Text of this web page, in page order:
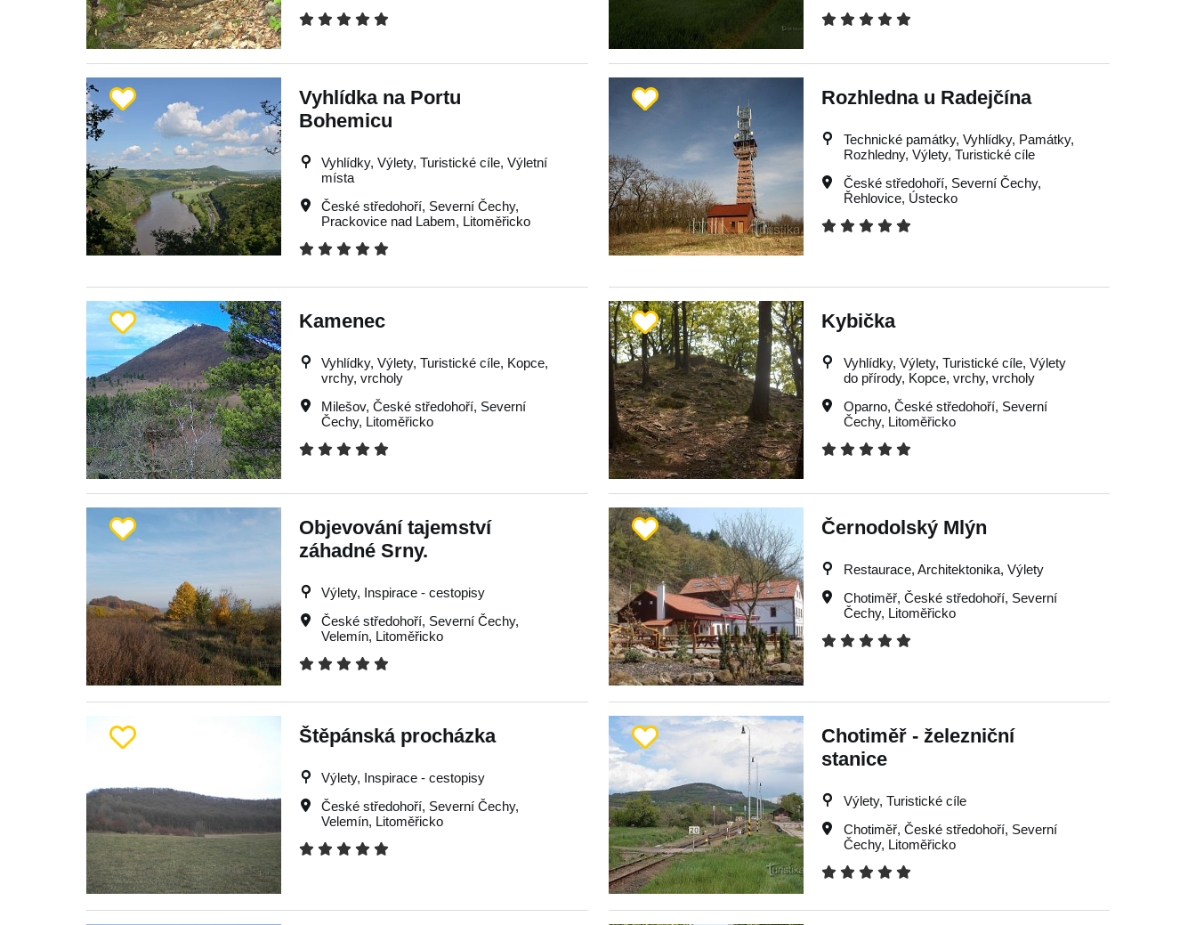
Vyhlídka na Portu
Bohemicu
Vyhlídky, Výlety, Turistické cíle, Výletní
místa
České středohoří, Severní Čechy,
Prackovice nad Labem, Litoměřicko
Rozhledna u Radejčína
Technické památky, Vyhlídky, Památky,
Rozhledny, Výlety, Turistické cíle
České středohoří, Severní Čechy,
Řehlovice, Ústecko
Kamenec
Vyhlídky, Výlety, Turistické cíle, Kopce,
vrchy, vrcholy
Milešov,České středohoří, Severní
Čechy, Litoměřicko
Kybička
Vyhlídky, Výlety, Turistické cíle, Výlety
do přírody, Kopce, vrchy, vrcholy
Oparno, České středohoří, Severní
Čechy, Litoměřicko
Objevování tajemství
záhadné Srny.
Výlety, Inspirace - cestopisy
České středohoří, Severní Čechy,
Velemín, Litoměřicko
Černodolský Mlýn
Restaurace, Architektonika, Výlety
Chotiměř, České středohoří, Severní
Čechy, Litoměřicko
Štěpánská procházka
Výlety, Inspirace - cestopisy
České středohoří, Severní Čechy,
Velemín, Litoměřicko
Chotiměř - železniční
stanice
Výlety, Turistické cíle
Chotiměř, České středohoří, Severní
Čechy, Litoměřicko